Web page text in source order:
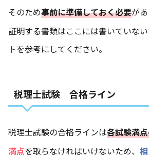
そのため事前に準備しておく必要があ
証明する書類はここには書いていない
トを参考にしてください。
税理士試験 合格ライン
税理士試験の合格ラインは各試験満
満点を取らなければいけないため、